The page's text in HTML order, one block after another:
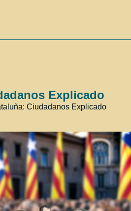
Explicado
Ciudadanos Explicado